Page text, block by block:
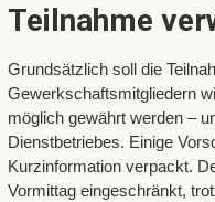
Teilnahme
Grundsätzlich soll die
Gewerkschaftsmitgliedern
möglich gewährt werden –
Dienstbetriebes. Einige
Kurzinformation verpackt.
Vormittag eingeschränkt,